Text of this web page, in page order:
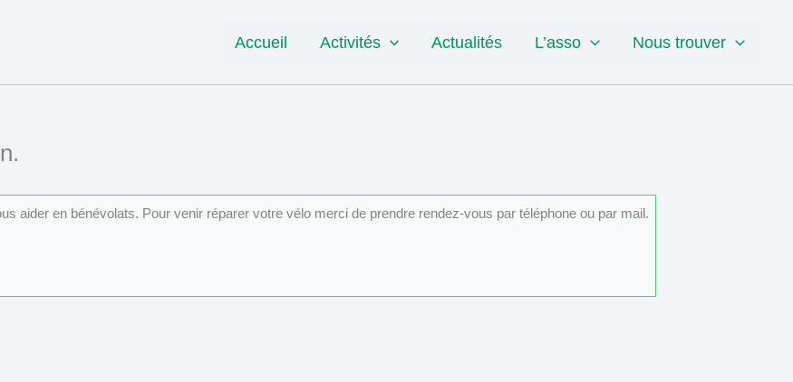
Accueil Activités Actualités L’asso Nous trouver
aider en bénévolats. Pour venir réparer votre vélo merci de prendre rendez-vous par téléphone ou par mail.